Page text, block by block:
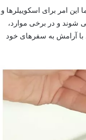
این امر برای اسکوییلرها و
‌شوند و در برخی موارد،
با آرامش به سفرهای خود